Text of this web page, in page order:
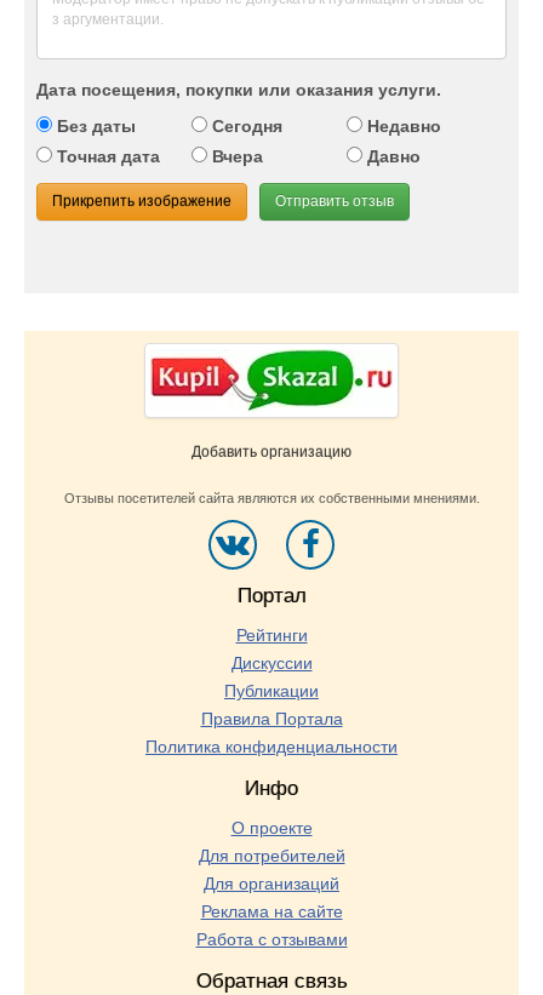
Дата посещения, покупки или оказания услуги.
Без даты
Сегодня
Недавно
Точная дата
Вчера Давно
Прикрепить изображение Отправить отзыв
Добавить организацию
Отзывы посетителей сайта являются их собственными мнениями.
Портал
Рейтинги
Дискуссии
Публикации
Правила Портала
Политика конфиденциальности
Инфо
О проекте
Для потребителей
Для организаций
Реклама на сайте
Работа с отзывами
Обратная связь